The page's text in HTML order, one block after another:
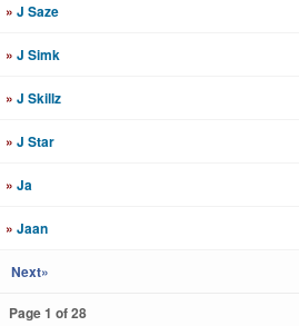
» J Saze
» J Simk
» J Skillz
» J Star
» Ja
» Jaan
Next»
Page 1 of 28